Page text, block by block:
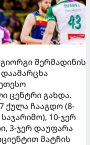
შერმადინის
ცენტრი გახდა.
ქულა ჩააგდო (8-
10-ჯერ
3-ჯერ დაუფარა
მატჩის